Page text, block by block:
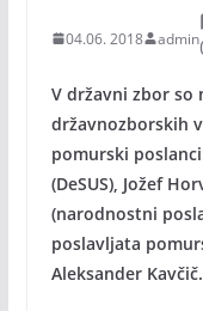
04.06. 2018 admin
V državni zbor so
državnozborskih
pomurski
(DeSUS), Jožef
(narodnostni
poslavljata
Aleksander Kavčič.